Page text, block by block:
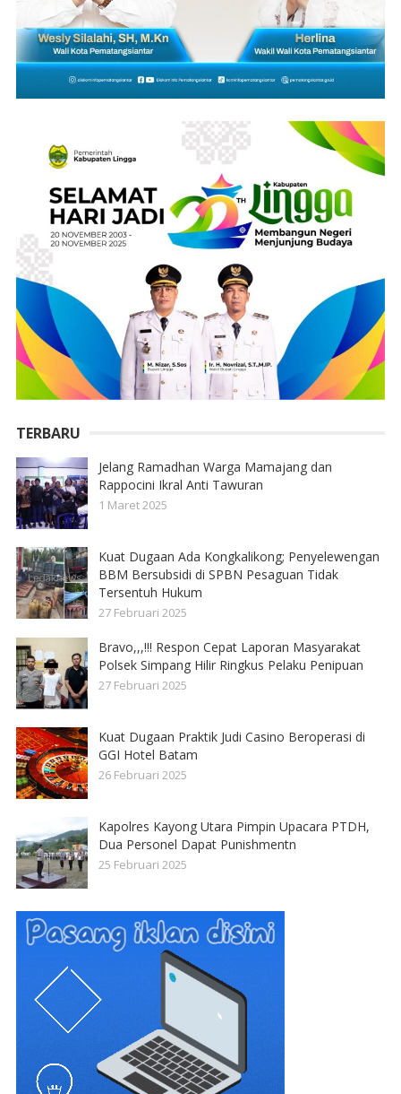
TERBARU
Jelang Ramadhan Warga Mamajang dan
Rappocini Ikral Anti Tawuran
1 Maret 2025
Kuat Dugaan Ada Kongkalikong; Penyelewengan
BBM Bersubsidi di SPBN Pesaguan Tidak
Tersentuh Hukum
27 Februari 2025
Bravo,,,!!! Respon Cepat Laporan Masyarakat
Polsek Simpang Hilir Ringkus Pelaku Penipuan
27 Februari 2025
Kuat Dugaan Praktik Judi Casino Beroperasi di
GGI Hotel Batam
26 Februari 2025
Kapolres Kayong Utara Pimpin Upacara PTDH,
Dua Personel Dapat Punishmentn
25 Februari 2025